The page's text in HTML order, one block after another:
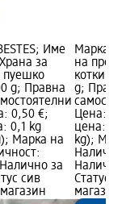
Име
за
пуешко
g; Правна
0,50 €;
0,1 kg
Марка на
за
сив
Марка:
на
котки с
g;
Цена:
цена:
kg);
Статус
магазин